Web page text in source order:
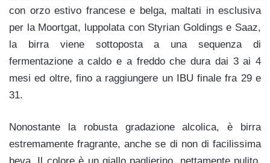
con orzo estivo francese e belga, maltati in esclusiva
per la Moortgat, luppolata con Styrian Goldings e Saaz,
la birra viene sottoposta a una sequenza di
fermentazione a caldo e a freddo che dura dai 3 ai 4
mesi ed oltre, fino a raggiungere un IBU finale fra 29 e
31.
Nonostante la robusta gradazione alcolica, è birra
estremamente fragrante, anche se di non di facilissima
beva. Il colore è un giallo paglierino, nettamente pulito,